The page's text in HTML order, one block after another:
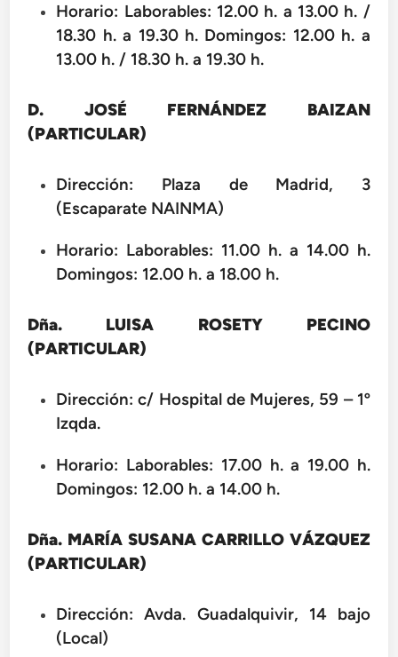
Horario: Laborables: 12.00 h. a 13.00 h. /
18.30 h. a 19.30 h. Domingos: 12.00 h. a
13.00 h. / 18.30 h. a 19.30 h.
D. JOSÉ FERNÁNDEZ BAIZAN
(PARTICULAR)
Dirección: Plaza de Madrid, 3
(Escaparate NAINMA)
Horario: Laborables: 11.00 h. a 14.00 h.
Domingos: 12.00 h. a 18.00 h.
Dña. LUISA ROSETY PECINO
(PARTICULAR)
Dirección: c/ Hospital de Mujeres, 59 – 1º
Izqda.
Horario: Laborables: 17.00 h. a 19.00 h.
Domingos: 12.00 h. a 14.00 h.
Dña. MARÍA SUSANA CARRILLO VÁZQUEZ
(PARTICULAR)
Dirección: Avda. Guadalquivir, 14 bajo
(Local)